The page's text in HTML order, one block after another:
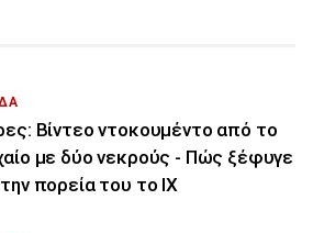
Βίντεο ντοκουμέντο από το
με δύο νεκρούς - Πώς ξέφυγε
πορεία του το ΙΧ